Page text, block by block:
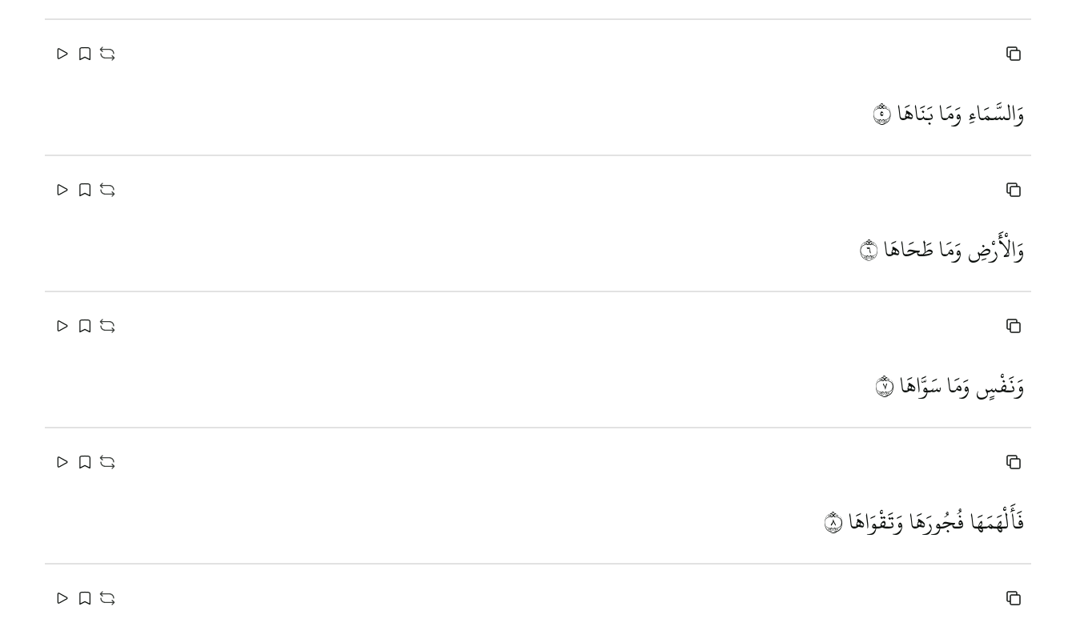
وَالسَّمَاءِ وَمَا بَنَاهَا٥
وَالْأَرْضِ وَمَا طَحَاهَا٦
وَنَفْسٍ وَمَا سَوَّاهَا٧
فَأَلْهَمَهَا فُجُورَهَا وَتَقْوَاهَا٨